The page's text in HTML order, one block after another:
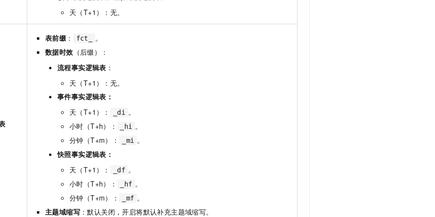
天（T+1）：无。
表前缀 ： fct_
。
数据时效 （后缀）：
流程事实逻辑表 ：
天（T+1）：无。
事件事实逻辑表：
天（T+1）：
_di
。
小时（T+h）：
_hi
。
分钟（T+m）：
_mi
。
快照事实逻辑表：
天（T+1）：
_df 。
小时（T+h）：
_hf 。
分钟（T+m）：
_mf 。
主题域缩写 ：默认关闭，开启将默认补充主题域缩写。